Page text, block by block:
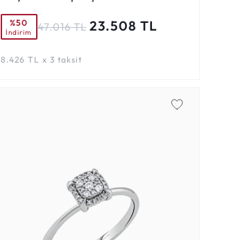
%50
İndirim 47.016 TL 23.508 TL
8.426 TL x 3 taksit